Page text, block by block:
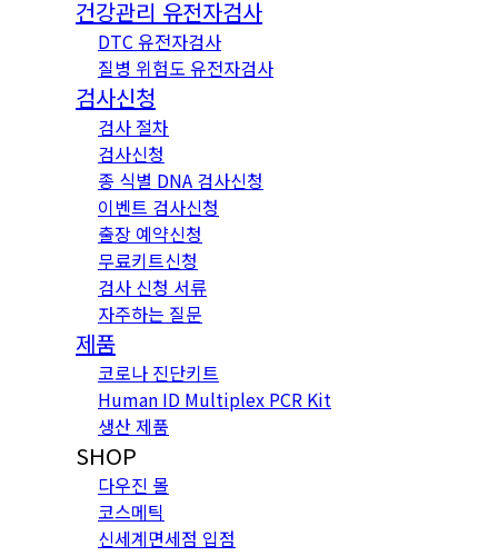
건강관리 유전자검사
DTC 유전자검사
질병 위험도 유전자검사
검사신청
검사 절차
검사신청
종 식별 DNA 검사신청
이벤트 검사신청
출장 예약신청
무료키트신청
검사 신청 서류
자주하는 질문
제품
코로나 진단키트
Human ID Multiplex PCR Kit
생산 제품
SHOP
다우진 몰
코스메틱
신세계면세점 입점